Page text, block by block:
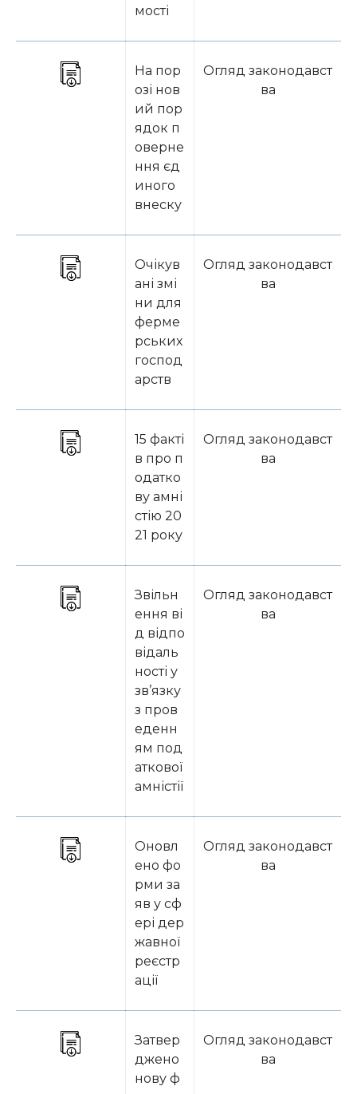
мості
На пор
озі нов
ий пор
ядок п
оверне
ння єд
иного
внеску
Огляд законодавст
ва
Очікув
ані змі
ни для
ферме
рських
господ
арств
Огляд законодавст
ва
15 факті
в про п
одатко
ву амні
стію 20
21 року
Огляд законодавст
ва
Звільн
ення ві
д відпо
відаль
ності у
зв’язку
з пров
еденн
ям под
аткової
амністії
Огляд законодавст
ва
Оновл
ено фо
рми за
яв у сф
ері дер
жавної
реєстр
ації
Огляд законодавст
ва
Затвер
джено
нову ф
Огляд законодавст
ва